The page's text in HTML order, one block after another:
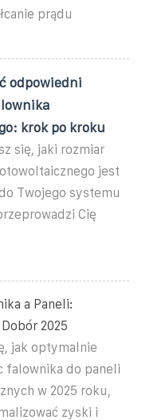
prądu
odpowiedni
krok po kroku
się, jaki rozmiar
jest
Twojego systemu
Cię
a Paneli:
2025
jak optymalnie
falownika do paneli
w 2025 roku,
zyski i